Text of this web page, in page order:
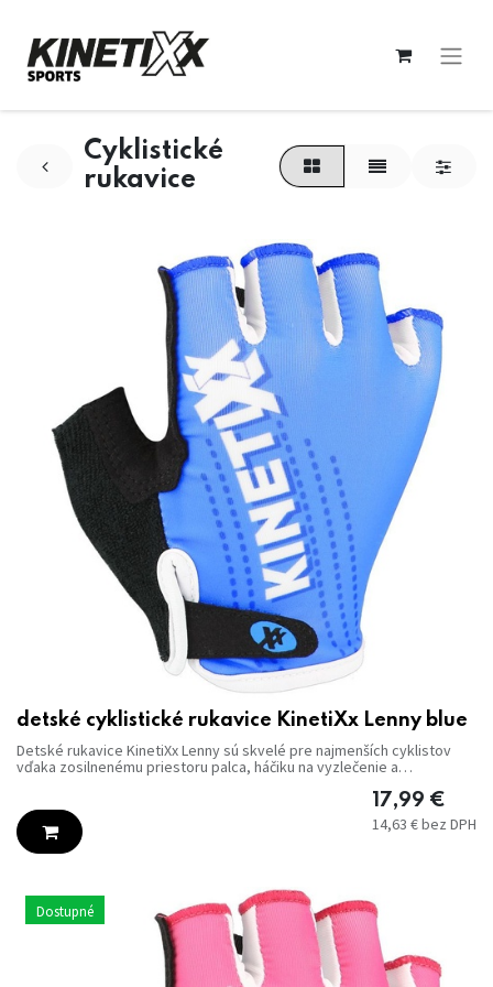
Cyklistické
rukavice
detské cyklistické rukavice KinetiXx Lenny blue
Detské rukavice KinetiXx Lenny sú skvelé pre najmenších cyklistov
vďaka zosilnenému priestoru palca, háčiku na vyzlečenie a
17,99 €
14,63 €bez DPH
Dostupné